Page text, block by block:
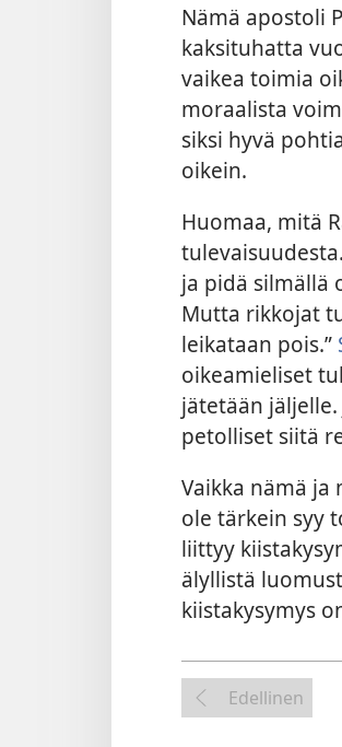
Nämä apostoli
kaksituhatta
vaikea toimia
moraalista
siksi hyvä
oikein.
Huomaa, mitä
tulevaisuudesta.
ja pidä silmällä
Mutta rikkojat
leikataan pois.”
oikeamieliset
jätetään
petolliset siitä
Vaikka nämä
ole tärkein syy
liittyy
älyllistä
kiistakysymys
Edellinen